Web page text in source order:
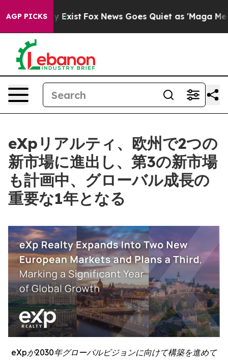
AGP PICKS
They Exist Fox News Goes Quiet as 'Maga Media
eXpリアルティ、欧州で2つの
新市場に進出し、第3の新市場
も計画中、グローバル成長の
重要な1年となる
eXpが2030年グローバルビジョンに向けて構築を進めて